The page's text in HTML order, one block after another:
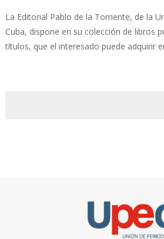
La Editorial Pablo de la Torriente, de la
Cuba, dispone en su colección de libros
títulos, que el interesado puede adquirir